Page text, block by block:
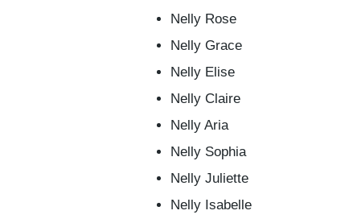
Nelly Rose
Nelly Grace
Nelly Elise
Nelly Claire
Nelly Aria
Nelly Sophia
Nelly Juliette
Nelly Isabelle